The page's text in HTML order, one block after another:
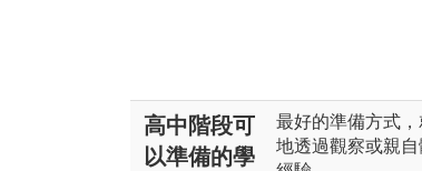
高中階段可
以準備的學
最好的準備方式
地透過觀察或親